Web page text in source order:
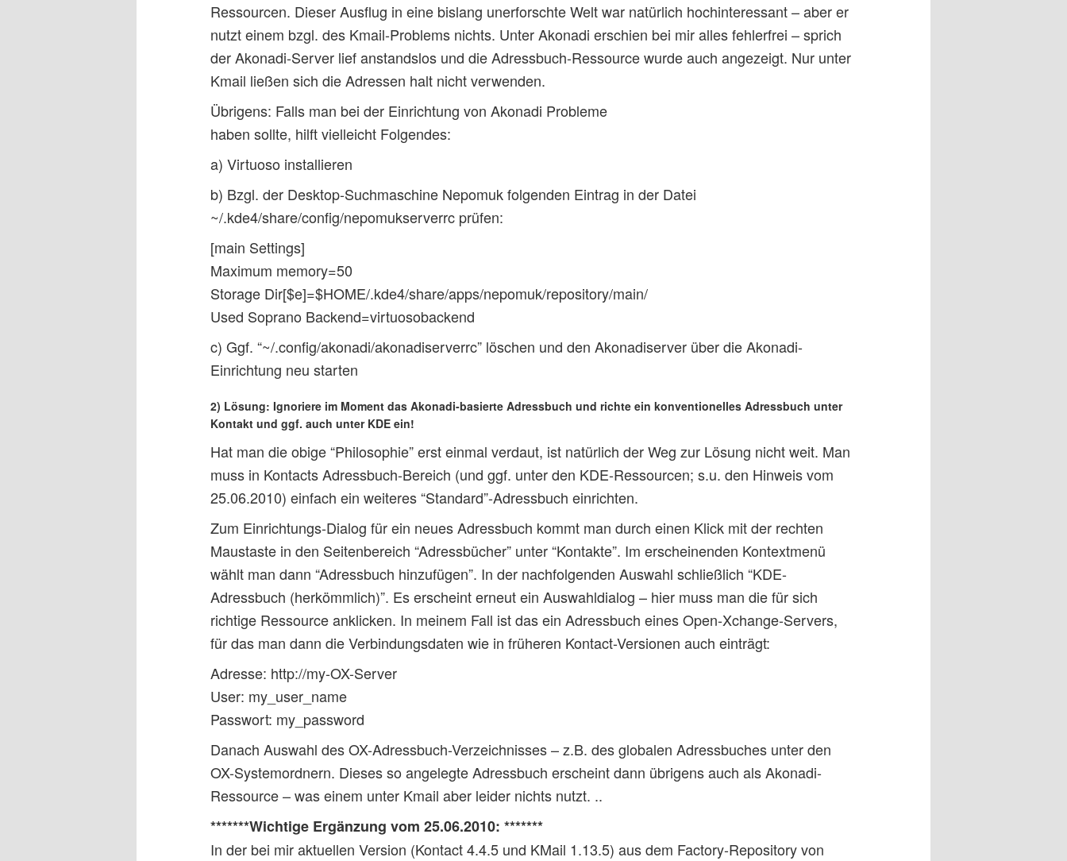
Ressourcen. Dieser Ausflug in eine bislang unerforschte Welt war natürlich hochinteressant – aber er
nutzt einem bzgl. des Kmail-Problems nichts. Unter Akonadi erschien bei mir alles fehlerfrei – sprich
der Akonadi-Server lief anstandslos und die Adressbuch-Ressource wurde auch angezeigt. Nur unter
Kmail ließen sich die Adressen halt nicht verwenden.
Übrigens: Falls man bei der Einrichtung von Akonadi Probleme
haben sollte, hilft vielleicht Folgendes:
a) Virtuoso installieren
b) Bzgl. der Desktop-Suchmaschine Nepomuk folgenden Eintrag in der Datei
~/.kde4/share/config/nepomukserverrc prüfen:
[main Settings]
Maximum memory=50
Storage Dir[$e]=$HOME/.kde4/share/apps/nepomuk/repository/main/
Used Soprano Backend=virtuosobackend
c) Ggf. “~/.config/akonadi/akonadiserverrc” löschen und den Akonadiserver über die Akonadi-
Einrichtung neu starten
2) Lösung: Ignoriere im Moment das Akonadi-basierte Adressbuch und richte ein konventionelles Adressbuch unter
Kontakt und ggf. auch unter KDE ein!
Hat man die obige “Philosophie” erst einmal verdaut, ist natürlich der Weg zur Lösung nicht weit. Man
muss in Kontacts Adressbuch-Bereich (und ggf. unter den KDE-Ressourcen; s.u. den Hinweis vom
25.06.2010) einfach ein weiteres “Standard”-Adressbuch einrichten.
Zum Einrichtungs-Dialog für ein neues Adressbuch kommt man durch einen Klick mit der rechten
Maustaste in den Seitenbereich “Adressbücher” unter “Kontakte”. Im erscheinenden Kontextmenü
wählt man dann “Adressbuch hinzufügen”. In der nachfolgenden Auswahl schließlich “KDE-
Adressbuch (herkömmlich)”. Es erscheint erneut ein Auswahldialog – hier muss man die für sich
richtige Ressource anklicken. In meinem Fall ist das ein Adressbuch eines Open-Xchange-Servers,
für das man dann die Verbindungsdaten wie in früheren Kontact-Versionen auch einträgt:
Adresse: http://my-OX-Server
User: my_user_name
Passwort: my_password
Danach Auswahl des OX-Adressbuch-Verzeichnisses – z.B. des globalen Adressbuches unter den
OX-Systemordnern. Dieses so angelegte Adressbuch erscheint dann übrigens auch als Akonadi-
Ressource – was einem unter Kmail aber leider nichts nutzt. ..
*******Wichtige Ergänzung vom 25.06.2010: *******
In der bei mir aktuellen Version (Kontact 4.4.5 und KMail 1.13.5) aus dem Factory-Repository von